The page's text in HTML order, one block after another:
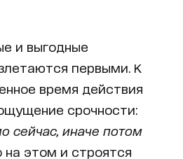
и выгодные
первыми. К
время действия
срочности:
сейчас, иначе потом
на этом и строятся